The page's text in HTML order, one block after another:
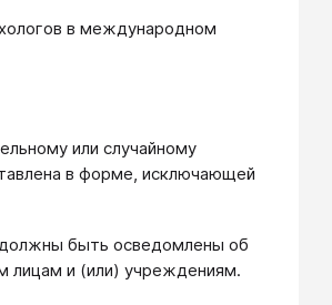
в международном
или случайному
в форме, исключающей
должны быть осведомлены об
лицам и (или) учреждениям.